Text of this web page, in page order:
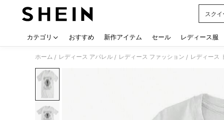
スク
カテゴリ おすすめ 新作アイテム セール レディース服
ホーム / レディース アパレル / レディース ファッション / レディース